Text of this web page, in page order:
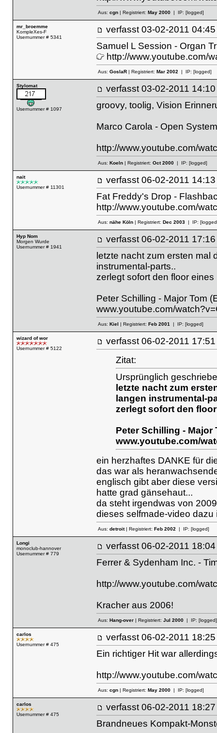
Aus: cgn| Registriert: May 2000| IP: [logged]
mr_broemme
KompleXes-F
Usernummer # 5341
verfasst 03-02-2011
Samuel L Session - Organ
http://www.youtube.com/
Aus: GoslaR| Registriert: Mar 2002| IP: [logged]
Stylomat
Usernummer # 1097
verfasst 03-02-2011
groovy, toolig, Vision
Marco Carola - Open System
http://www.youtube.com/
Aus: Koeln| Registriert: Oct 2000| IP: [logged]
nait
Usernummer # 11301
verfasst 06-02-2011
Fat Freddy's Drop -
http://www.youtube.com/
Aus: nähe Köln| Registriert: Dec 2003| IP:
Hyp Nom
Morgen Wurde
Usernummer # 1941
verfasst 06-02-2011
letzte nacht zum ersten mal
instrumental-parts..
zerlegt sofort den floor
Peter Schilling - Major Tom
www.youtube.com/
Aus: Kiel | Registriert: Feb 2001| IP: [logged]
wizard of wor
Usernummer # 5122
verfasst 06-02-2011
Zitat:
Ursprünglich
letzte nacht zum
langen instrumental-
zerlegt sofort den
Peter Schilling - Major
www.youtube.com/
ein herzhaftes DANKE für
das war als
englisch gibt aber diese
hatte grad gänsehaut...
da steht irgendwas von
dieses selfmade-video
Aus: detroit| Registriert: Feb 2002| IP: [logged]
Longi
monoclub-hannover
Usernummer # 779
verfasst 06-02-2011
Ferrer & Sydenham Inc. -
http://www.youtube.com/
Kracher aus 2006!
Aus: Hang-over| Registriert: Jul 2000| IP: [logged]
carlos
Usernummer # 475
verfasst 06-02-2011
Ein richtiger Hit war
http://www.youtube.com/
Aus: cgn| Registriert: May 2000| IP: [logged]
carlos
Usernummer # 475
verfasst 06-02-2011
Brandneues Kompakt-